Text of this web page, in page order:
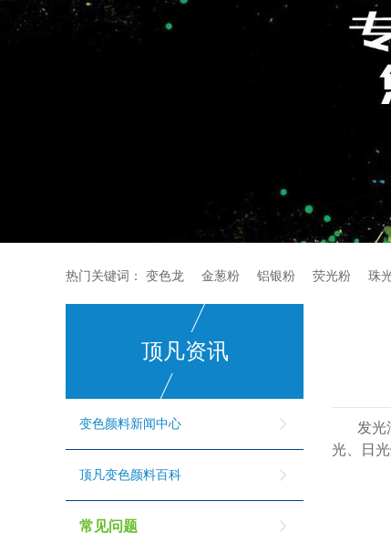
热门关键词： 变色龙 金葱粉 铝银粉 荧光粉 珠
顶凡资讯
变色颜料新闻中心
顶凡变色颜料百科
常见问题
发光
光、日